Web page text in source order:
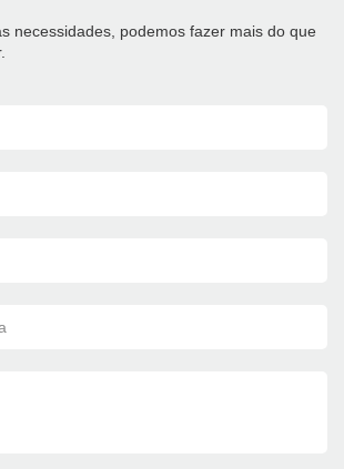
necessidades, podemos fazer mais do que